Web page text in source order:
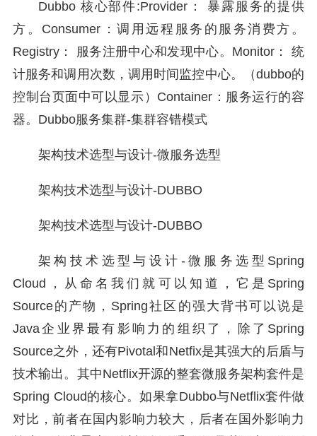
Dubbo 核心部件:Provider： 暴露服务的提供
方。Consumer：调用远程服务的服务消费方。
Registry： 服务注册中心和发现中心。Monitor： 统
计服务和调用次数，调用时间监控中心。（dubbo的
控制台页面中可以显示）Container：服务运行的容
器。Dubbo服务集群-集群容错模式
架构技术选型与设计-微服务选型
架构技术选型与设计-DUBBO
架构技术选型与设计-DUBBO
架构技术选型与设计-微服务选型Spring
Cloud，从命名我们就可以知道，它是Spring
Source的产物，Spring社区的强大背书可以说是
Java企业界最有影响力的组织了，除了Spring
Source之外，还有Pivotal和Netfix是其强大的后盾与
技术输出。其中Netflix开源的整套微服务架构套件是
Spring Cloud的核心。如果拿Dubbo与Netflix套件做
对比，前者在国内影响力较大，后者在国外影响力